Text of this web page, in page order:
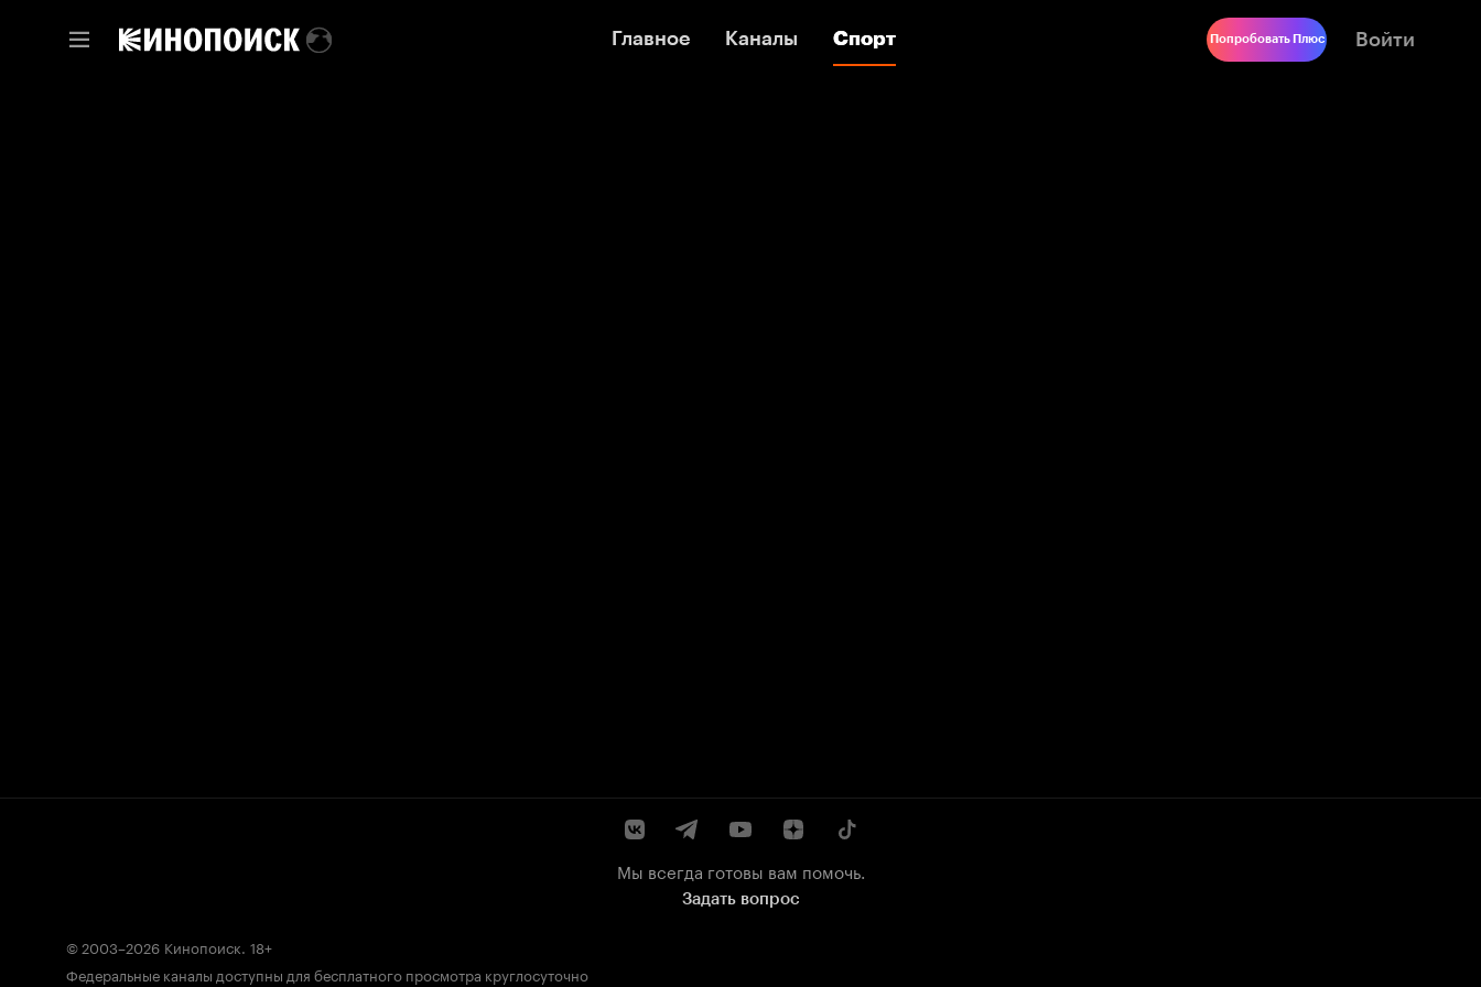
Главное Каналы Спорт
Главное Каналы Спорт Попробовать Плюс Войти
Мы всегда готовы вам помочь.
Задать вопрос
© 2003–2026 Кинопоиск. 18+
Федеральные каналы доступны для бесплатного просмотра круглосуточно